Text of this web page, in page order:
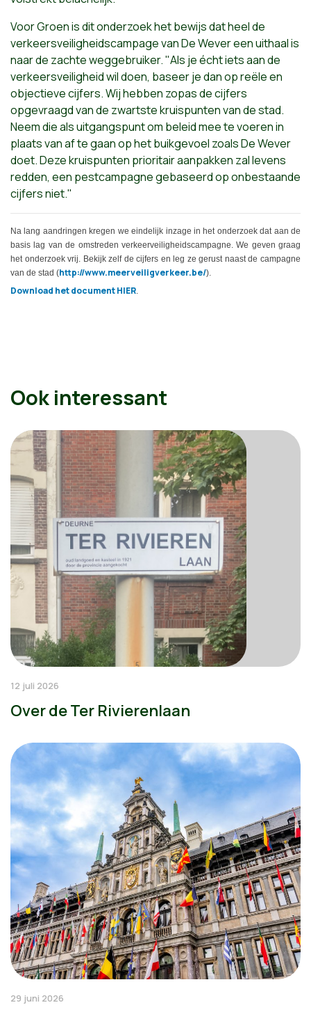
Voor Groen is dit onderzoek het bewijs dat heel de
verkeersveiligheidscampage van De Wever een uithaal is
naar de zachteweggebruiker. "Als je écht iets aan de
verkeersveiligheid wil doen, baseer je dan op reële en
objectieve cijfers. Wij hebben zopas de cijfers
opgevraagd van de zwartste kruispunten van de stad.
Neem die als uitgangspunt om beleid mee te voeren in
plaats van af te gaan op het buikgevoel zoals De Wever
doet. Deze kruispunten prioritair aanpakken zal levens
redden, een pestcampagne gebaseerd op onbestaande
cijfers niet."
Na lang aandringen kregen we eindelijk inzage in het onderzoek dat aan de
basis lag van de omstreden verkeerveiligheidscampagne. We geven graag
het onderzoek vrij. Bekijk zelf de cijfers en leg ze gerust naast de campagne
van de stad (http://www.meerveiligverkeer.be/).
Download het document HIER.
Ook interessant
12 juli 2026
Over de Ter Rivierenlaan
29 juni 2026